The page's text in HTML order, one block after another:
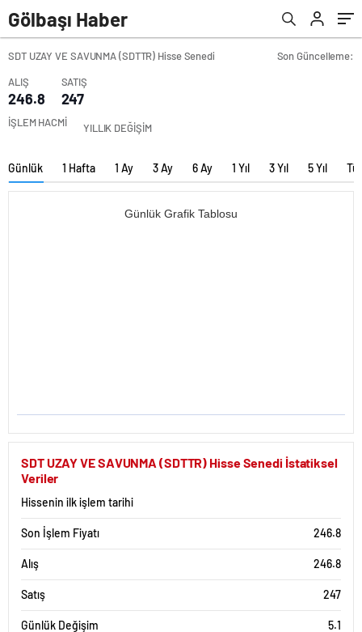
Gölbaşı Haber
SDT UZAY VE SAVUNMA (SDTTR) Hisse Senedi
Son Güncelleme:
ALIŞ
246.8
SATIŞ
247
İŞLEM HACMİ YILLIK DEĞİŞİM
Günlük 1 Hafta 1 Ay 3 Ay 6 Ay 1 Yıl 3 Yıl 5 Yıl
Günlük Grafik Tablosu
SDT UZAY VE SAVUNMA (SDTTR) Hisse Senedi İstatiksel
Veriler
Hissenin ilk işlem tarihi
Son İşlem Fiyatı 246.8
Alış 246.8
Satış 247
Günlük Değişim 5.1